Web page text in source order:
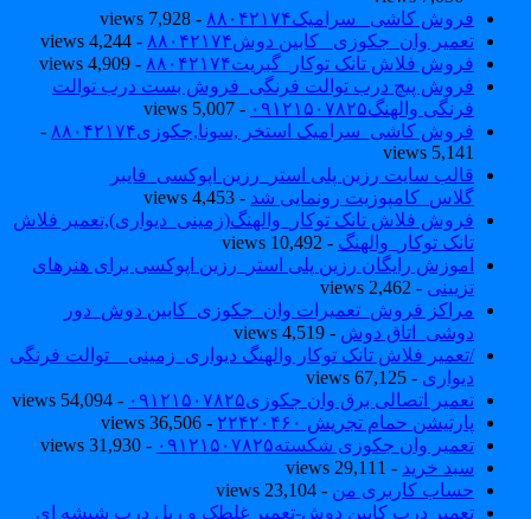
فروش کاشی _سرامیک۸۸۰۴۲۱۷۴
- 7,928 views
تعمیر وان_جکوزی_ کابین دوش۸۸۰۴۲۱۷۴
- 4,244 views
فروش فلاش تانک توکار_گبریت۸۸۰۴۲۱۷۴
- 4,909 views
فروش پیچ درب توالت فرنگی_فروش بست درب توالت
فرنگی والهنگ۰۹۱۲۱۵۰۷۸۲۵
- 5,007 views
فروش کاشی_سرامیک استخر ,سونا,جکوزی۸۸۰۴۲۱۷۴
-
5,141 views
قالب سایت رزین پلی استر_رزین اپوکسی_فایبر
گلاس_کامپوزیت رونمایی شد- 4,453 views
فروش فلاش تانک توکار_والهنگ(زمینی_دیواری),تعمیر فلاش
تانک توکار_والهنگ- 10,492 views
اموزش رایگان رزین پلی استر_رزین اپوکسی برای هنرهای
تزیینی- 2,462 views
مراکز فروش_تعمیرات وان_جکوزی_کابین دوش_دور
دوشی_اتاق دوش- 4,519 views
/تعمیر فلاش تانک توکار والهنگ دیواری_زمینی _ توالت فرنگی
دیواری - 67,125 views
تعمیر اتصالی برق وان جکوزی۰۹۱۲۱۵۰۷۸۲۵
- 54,094 views
پارتیشن حمام تجریش ۲۲۴۲۰۴۶۰
- 36,506 views
تعمیر وان جکوزی شکسته۰۹۱۲۱۵۰۷۸۲۵
- 31,930 views
سبد خرید - 29,111 views
حساب کاربری من- 23,104 views
تعمیر درب کابین دوش-تعمیر غلطک و ریل درب شیشه ای